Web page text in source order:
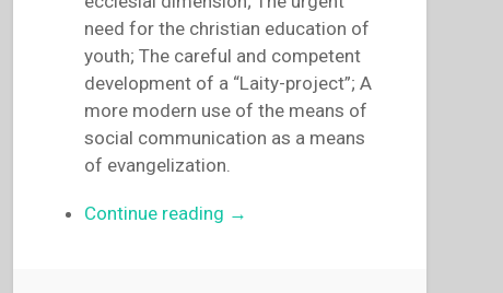
need for the christian education of
youth; The careful and competent
development of a “Laity-project”; A
more modern use of the means of
social communication as a means
of evangelization.
Continue reading “Egidio
→